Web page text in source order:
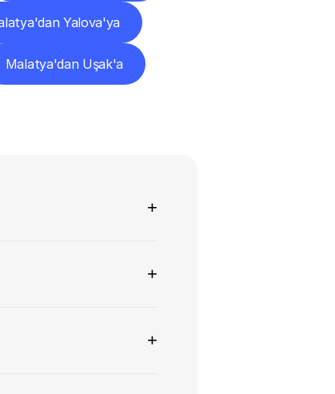
Yalova'ya
Malatya'dan Uşak'a
+
+
+